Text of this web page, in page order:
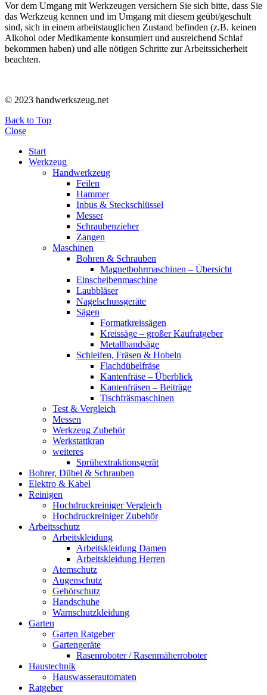
Vor dem Umgang mit Werkzeugen versichern Sie sich bitte, dass Sie
das Werkzeug kennen und im Umgang mit diesem geübt/geschult
sind, sich in einem arbeitstauglichen Zustand befinden (z.B. keinen
Alkohol oder Medikamente konsumiert und ausreichend Schlaf
bekommen haben) und alle nötigen Schritte zur Arbeitssicherheit
beachten.
© 2023 handwerkszeug.net
Back to Top
Close
Start
Werkzeug
Handwerkzeug
Feilen
Hammer
Inbus & Steckschlüssel
Messer
Schraubenzieher
Zangen
Maschinen
Bohren & Schrauben
Magnetbohrmaschinen – Übersicht
Einscheibenmaschine
Laubbläser
Nagelschussgeräte
Sägen
Formatkreissägen
Kreissäge – großer Kaufratgeber
Metallbandsäge
Schleifen, Fräsen & Hobeln
Flachdübelfräse
Kantenfräse – Überblick
Kantenfräsen – Beiträge
Tischfräsmaschinen
Test & Vergleich
Messen
Werkzeug Zubehör
Werkstattkran
weiteres
Sprühextraktionsgerät
Bohrer, Dübel & Schrauben
Elektro & Kabel
Reinigen
Hochdruckreiniger Vergleich
Hochdruckreiniger Zubehör
Arbeitsschutz
Arbeitskleidung
Arbeitskleidung Damen
Arbeitskleidung Herren
Atemschutz
Augenschutz
Gehörschutz
Handschuhe
Warnschutzkleidung
Garten
Garten Ratgeber
Gartengeräte
Rasenroboter / Rasenmäherroboter
Haustechnik
Hauswasserautomaten
Ratgeber